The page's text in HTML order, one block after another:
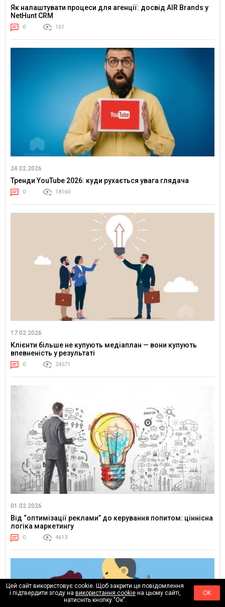
Як налаштувати процеси для агенції: досвід AIR Brands у
NetHunt CRM
0 161
24.02.2026
Тренди YouTube 2026: куди рухається увага глядача
0 18160
17.02.2026
Клієнти більше не купують медіаплан — вони купують
впевненість у результаті
0 24571
01.02.2026
Від “оптимізації реклами” до керування попитом: ціннісна
логіка маркетингу
0 4613
Цей сайт використовує cookie. Щоб закрити це повідомлення
і підтвердити згоду на використання cookieна цьому сайті,
натисніть кнопку "Ок".
ОК